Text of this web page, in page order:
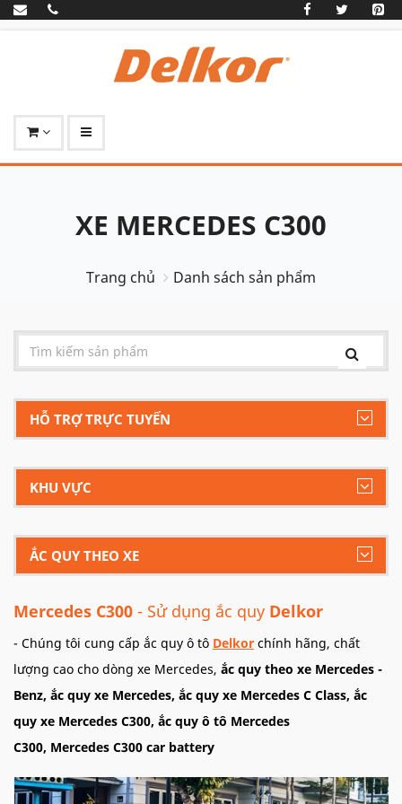
XE MERCEDES C300
Trang chủ Danh sách sản phẩm
HỖ TRỢ TRỰC TUYẾN
KHU VỰC
ẮC QUY THEO XE
Mercedes C300 - Sử dụng ắc quy Delkor
- Chúng tôi cung cấp ắc quy ô tô Delkor chính hãng, chất
lượng cao cho dòng xe Mercedes, ắc quy theo xe Mercedes -
Benz, ắc quy xe Mercedes, ắc quy xe Mercedes C Class, ắc
quy xe Mercedes C300, ắc quy ô tô Mercedes
C300, Mercedes C300 car battery